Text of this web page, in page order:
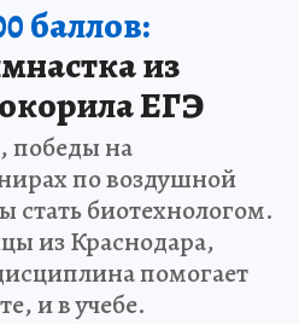
баллов:
из
ЕГЭ
победы на
по воздушной
стать биотехнологом.
из Краснодара,
помогает
и в учебе.